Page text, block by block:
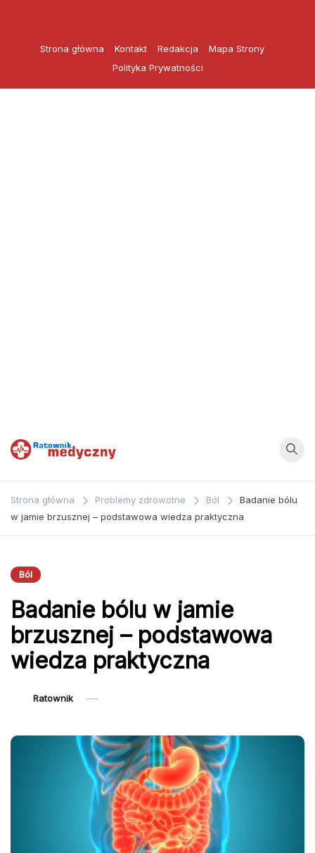
Strona główna Kontakt Redakcja
Mapa Strony
Polityka Prywatności
Ratownik
Medyczny
zagadnieniom z
bezpośrednio
medycznego.
Strona główna Problemy zdrowotne Ból
Badanie bólu
w jamie brzusznej – podstawowa wiedza praktyczna
Ból
Badanie bólu w jamie
brzusznej – podstawowa
wiedza praktyczna
Ratownik